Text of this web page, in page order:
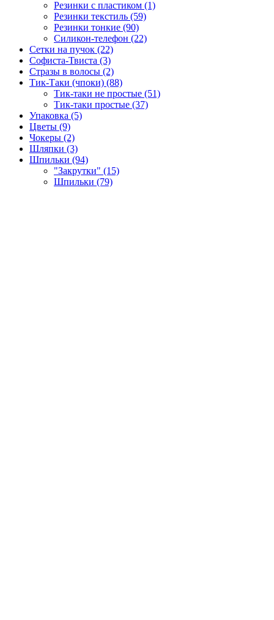
Резинки с пластиком (1)
Резинки текстиль (59)
Резинки тонкие (90)
Силикон-телефон (22)
Сетки на пучок (22)
Софиста-Твиста (3)
Стразы в волосы (2)
Тик-Таки (чпоки) (88)
Тик-таки не простые (51)
Тик-таки простые (37)
Упаковка (5)
Цветы (9)
Чокеры (2)
Шляпки (3)
Шпильки (94)
"Закрутки" (15)
Шпильки (79)